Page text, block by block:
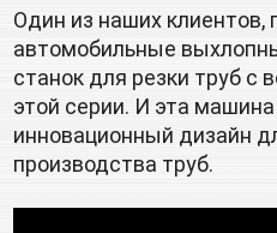
Один из наших клиентов,
автомобильные
станок для резки труб с
этой серии. И эта
инновационный дизайн
производства труб.